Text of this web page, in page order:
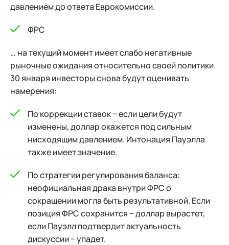
давлением до ответа Еврокомиссии.
ФРС
… на текущий момент имеет слабо негативные
рыночные ожидания относительно своей политики.
30 января инвесторы снова будут оценивать
намерения:
По коррекции ставок − если цели будут
изменены, доллар окажется под сильным
нисходящим давлением. Интонация Пауэлла
также имеет значение.
По стратегии регулирования баланса:
неофициальная драка внутри ФРС о
сокращении могла быть результативной. Если
позиция ФРС сохранится − доллар вырастет,
если Пауэлл подтвердит актуальность
дискуссии − упадет.